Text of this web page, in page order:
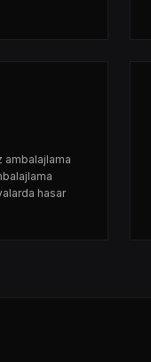
ambalajlama
hasar